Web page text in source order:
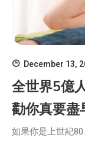
December 13,
全世界5億
勸你真要盡
如果你是上世紀